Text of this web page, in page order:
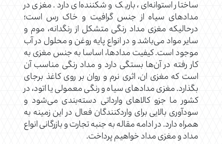
ساختار استوانه‌ای، باریک و شکننده‌ای دارد. مغزی در
مدادهای سیاه از جنس گرافیت و خاک رس است؛
درحالیکه مغزی مداد رنگی متشکل از رنگدانه، موم و
سایر مواد می‌باشد و در انواع پایه روغن و محلول در آب
موجود است. کیفیت مدادها، اساسا به جنس مغزی به
کار رفته در آن‌ها بستگی دارد و مداد رنگی مناسب آن
است که مغزی ان، اثری نرم و روان بر روی کاغذ برجای
بگذارد. مغزی مدادهای سیاه و رنگی معمولی یا اتود، در
کشور ما جزو کالاهای وارداتی دسته‌بندی می‌شود و
سودآوری بالایی برای واردکنندگان فعال در این زمینه به
همراه دارد. در ادامه مقاله به جنبه تجارت و بازرگانی انواع
مداد و مغزی مداد خواهیم پرداخت.